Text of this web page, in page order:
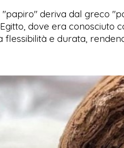
deriva dal greco
dove era conosciuto
flessibilità e durata,